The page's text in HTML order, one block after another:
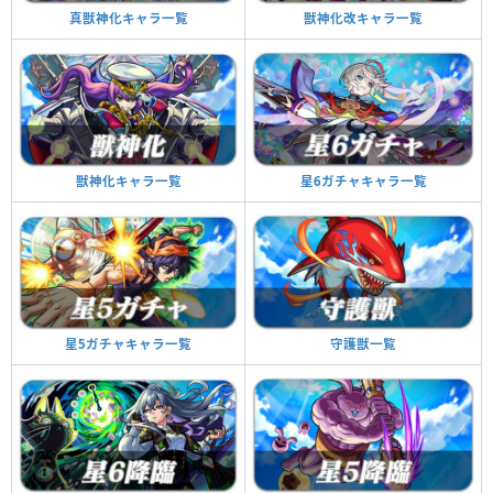
真獣神化キャラ一覧 獣神化改キャラ一覧
獣神化キャラ一覧 星6ガチャキャラ一覧
星5ガチャキャラ一覧 守護獣一覧